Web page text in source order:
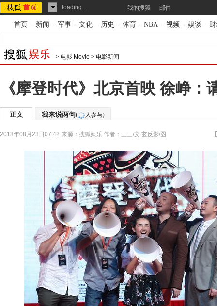
loading... 我的搜狐 邮件
首页 - 新闻 - 军事 - 文化 - 历史 - 体育 - NBA - 视频 - 娱谈 -
> 电影 Movie > 电影新闻
《摩登时代》北京首映 徐峥：
正文 我来说两句( 人参与)
2013年08月23日07:42 来源： 搜狐娱乐 作者：三三/文 玄反影/图